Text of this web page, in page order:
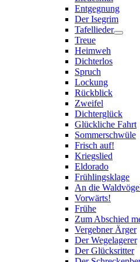
Entgegnung
Der Isegrim
Tafellieder
Treue
Heimweh
Dichterlos
Spruch
Lockung
Rückblick
Zweifel
Dichterglück
Glückliche Fahrt
Sommerschwüle
Frisch auf!
Kriegslied
Eldorado
Frühlingsklage
An die
Vorwärts!
Frühe
Zum Abschied
Vergebner Ärger
Der Wegelagerer
Der Glücksritter